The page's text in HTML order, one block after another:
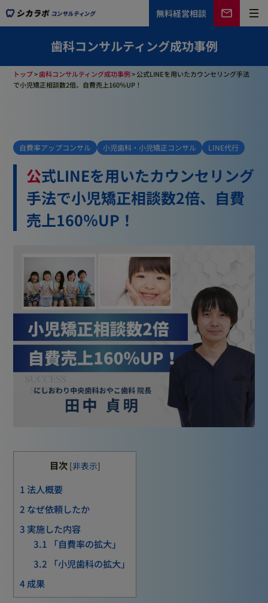
無料経営相談
歯科コンサルティング成功事例
トップ>歯科コンサルティング成功事例>公式LINEを用いたカウンセリング手法
で小児矯正相談数2倍、自費売上160％UP！
自費率アップコンサル 小児歯科・小児矯正コンサル LINE代行
公式LINEを用いたカウンセリング
手法で小児矯正相談数2倍、自費
売上160％UP！
目次 [非表示]
1法人概要
2 なぜ依頼したか
3 実施した内容
3.1 「自費率の拡大」
3.2 「小児歯科の拡大」
4成果